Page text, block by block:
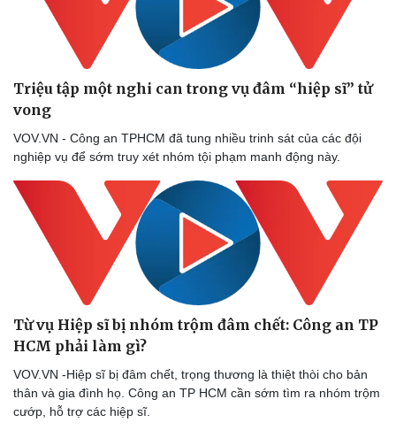
Thể thao
Lịch thi đấu bóng đá
Thế giới thể thao
eSports
Xe máy
Triệu tập một nghi can trong vụ đâm “hiệp sĩ” tử
vong
VOV.VN - Công an TPHCM đã tung nhiều trinh sát của các đội
nghiệp vụ để sớm truy xét nhóm tội phạm manh động này.
Từ vụ Hiệp sĩ bị nhóm trộm đâm chết: Công an TP
HCM phải làm gì?
VOV.VN -Hiệp sĩ bị đâm chết, trọng thương là thiệt thòi cho bản
thân và gia đình họ. Công an TP HCM cần sớm tìm ra nhóm trộm
cướp, hỗ trợ các hiệp sĩ.